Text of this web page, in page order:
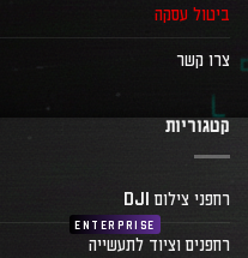
ביטול עסקה
צרו קשר
קטגוריות
רחפני צילום DJI
רחפנים וציוד לתעשייה